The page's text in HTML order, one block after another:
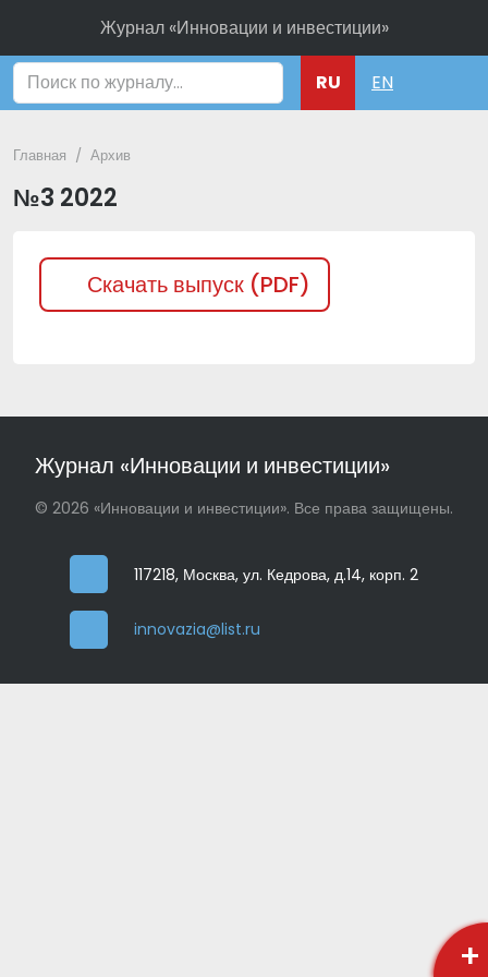
Журнал «Инновации и инвестиции»
RU EN
Главная Архив
№3 2022
Скачать выпуск (PDF)
Журнал «Инновации и инвестиции»
© 2026 «Инновации и инвестиции». Все права защищены.
117218, Москва, ул. Кедрова, д.14, корп. 2
innovazia@list.ru
+